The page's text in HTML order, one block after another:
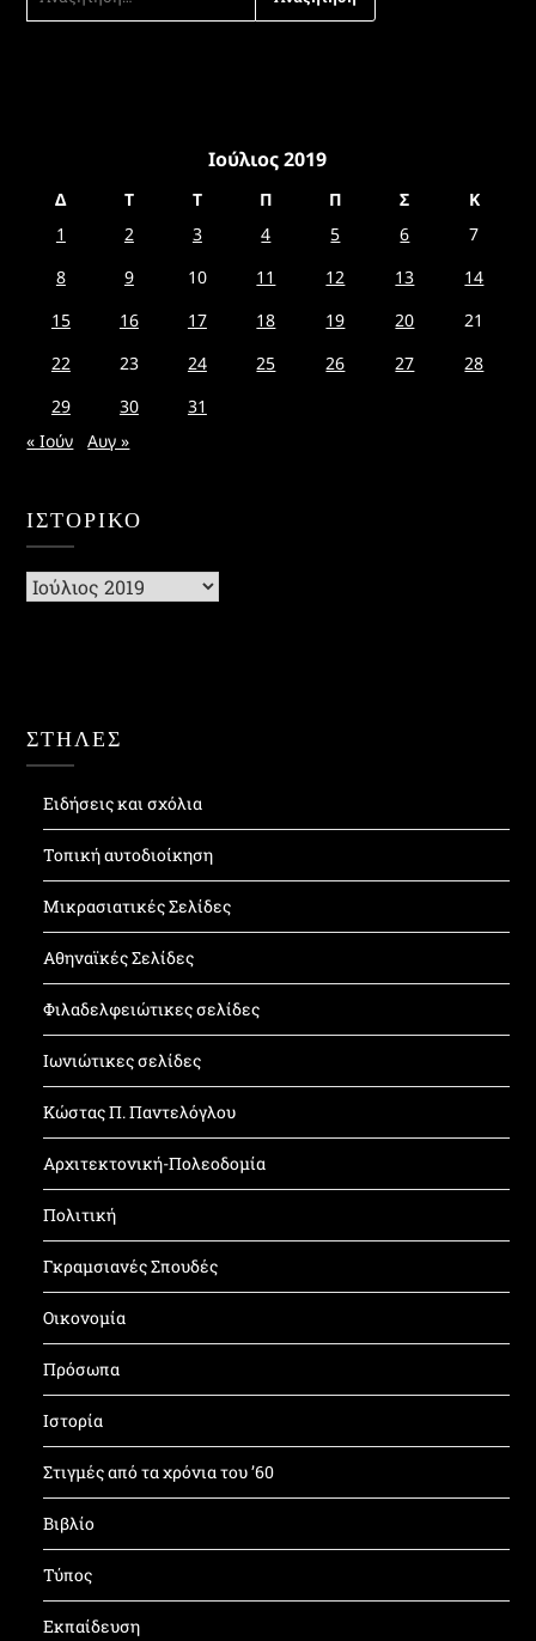
ΓΙΑ:
Ιούλιος 2019
Δ Τ Τ Π Π Σ
Κ
1
2 3 4 5 6
7
8
9 10 11 12 13
14
15
16 17 18 19 20
21
22
23 24 25 26 27
28
29
30
31
« Ιούν
Αυγ »
ΙΣΤΟΡΙΚΌ
Ιστορικό
ΣΤΗΛΕΣ
Ειδήσεις και σχόλια
Τοπική αυτοδιοίκηση
Μικρασιατικές Σελίδες
Αθηναϊκές Σελίδες
Φιλαδελφειώτικες σελίδες
Ιωνιώτικες σελίδες
Κώστας Π. Παντελόγλου
Αρχιτεκτονική-Πολεοδομία
Πολιτική
Γκραμσιανές Σπουδές
Οικονομία
Πρόσωπα
Ιστορία
Στιγμές από τα χρόνια του ’60
Βιβλίο
Τύπος
Εκπαίδευση